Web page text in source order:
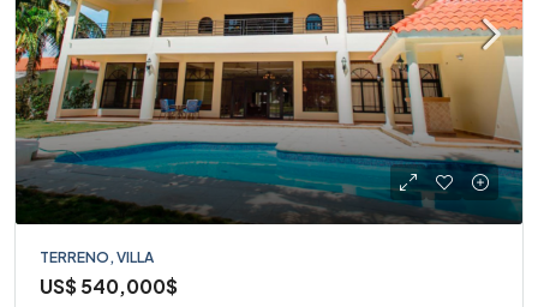
TERRENO, VILLA
US$540,000$